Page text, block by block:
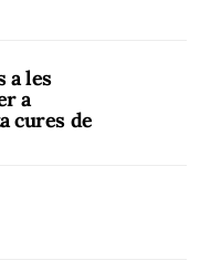
a les
a
cures de